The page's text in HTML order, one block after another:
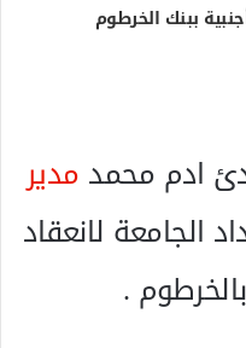
ببنك الخرطوم
ادم محمدمدير
الجامعة لانعقاد
.